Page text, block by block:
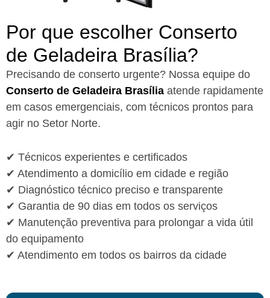
Por que escolher Conserto
de Geladeira Brasília?​
Precisando de conserto urgente? Nossa equipe do
Conserto de Geladeira Brasília atende rapidamente
em casos emergenciais, com técnicos prontos para
agir no Setor Norte.
✔ Técnicos experientes e certificados
✔ Atendimento a domicílio em cidade e região
✔ Diagnóstico técnico preciso e transparente
✔ Garantia de 90 dias em todos os serviços
✔ Manutenção preventiva para prolongar a vida útil
do equipamento
✔ Atendimento em todos os bairros da cidade